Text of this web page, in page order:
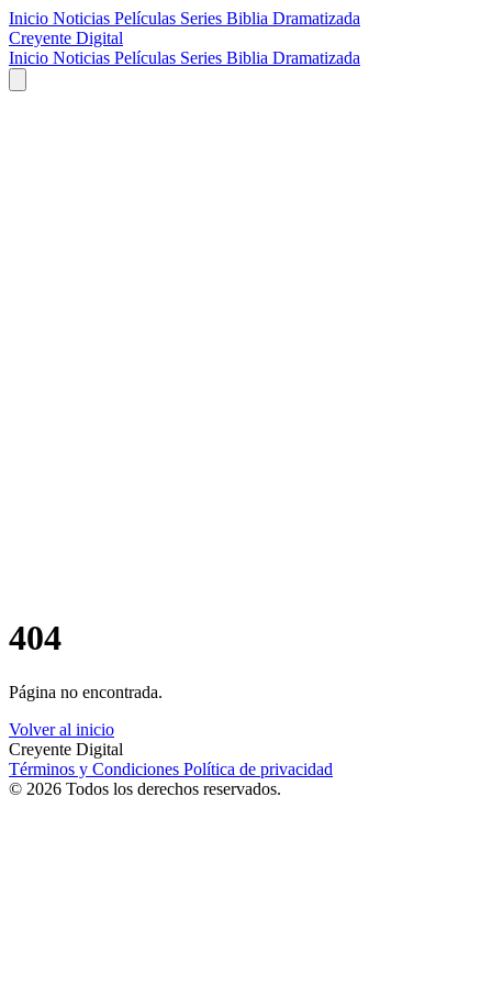
Inicio Noticias Películas Series Biblia Dramatizada
Creyente Digital
Inicio Noticias Películas Series Biblia Dramatizada
404
Página no encontrada.
Volver al inicio
Creyente Digital
Términos y Condiciones Política de privacidad
© 2026 Todos los derechos reservados.